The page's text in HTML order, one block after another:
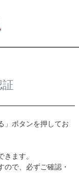
」ボタンを押してお
ます。
ので、必ずご確認・